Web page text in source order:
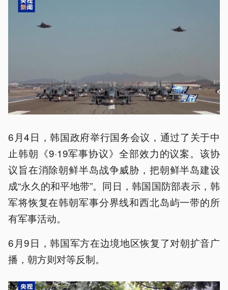
6月4日，韩国政府举行国务会议，通过了关于中
止韩朝《9·19军事协议》全部效力的议案。该协
议旨在消除朝鲜半岛战争威胁，把朝鲜半岛建设
成“永久的和平地带”。同日，韩国国防部表示，韩
军将恢复在韩朝军事分界线和西北岛屿一带的所
有军事活动。
6月9日，韩国军方在边境地区恢复了对朝扩音广
播，朝方则对等反制。